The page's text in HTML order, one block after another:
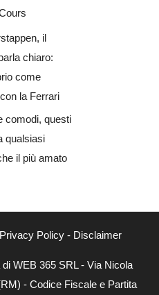
il
chiaro:
come
la Ferrari
comodi, questi
qualsiasi
il più amato
Privacy Policy- Disclaimer
WEB 365 SRL - Via Nicola
- Codice Fiscale e Partita